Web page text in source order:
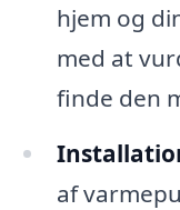
hjem og
med at
finde den
af